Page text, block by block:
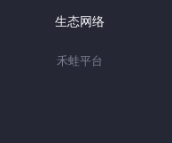
生态网络
禾蛙平台